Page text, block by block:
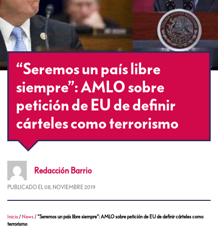
“Seremos un país libre
siempre”: AMLO sobre
petición de EU de definir
cárteles como terrorismo
Redacción Barrio
PUBLICADO EL 08, NOVIEMBRE 2019
Inicio / News /“Seremos un país libre siempre”: AMLO sobre petición de EU de definir cárteles como
terrorismo